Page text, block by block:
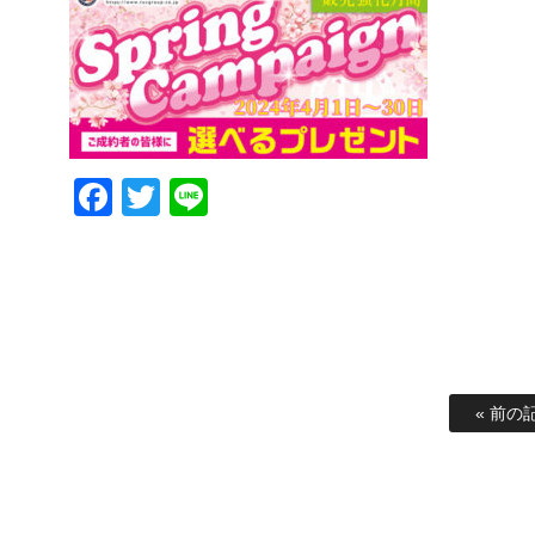
Facebook
Twitter
« 前の